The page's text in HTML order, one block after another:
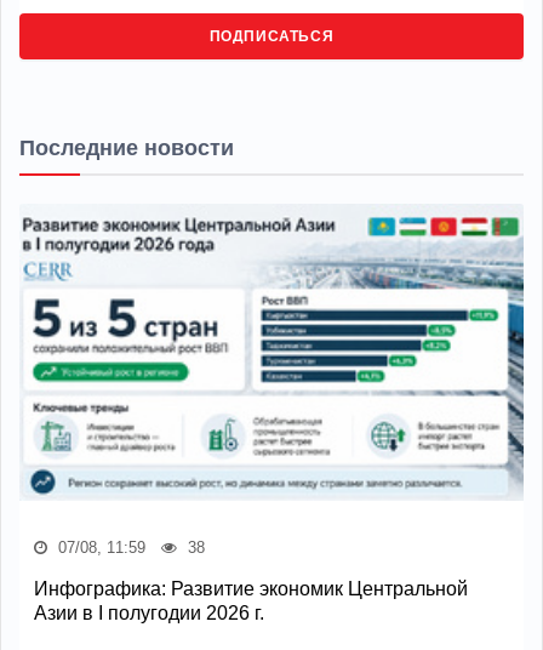
ПОДПИСАТЬСЯ
Последние новости
07/08, 11:59 38
Инфографика: Развитие экономик Центральной
Азии в I полугодии 2026 г.